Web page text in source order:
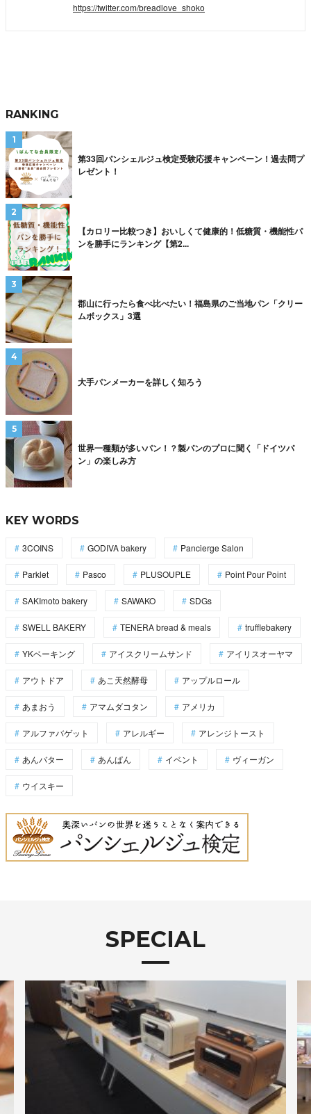
https://twitter.com/breadlove_shoko
RANKING
第33回パンシェルジュ検定受験応援キャンペーン！過去問プ
レゼント！
【カロリー比較つき】おいしくて健康的！低糖質・機能性パ
ンを勝手にランキング【第2...
郡山に行ったら食べ比べたい！福島県のご当地パン「クリー
ムボックス」3選
大手パンメーカーを詳しく知ろう
世界一種類が多いパン！？製パンのプロに聞く「ドイツパ
ン」の楽しみ方
KEY WORDS
3COINS GODIVA bakery Pancierge Salon
Parklet Pasco PLUSOUPLE Point Pour Point
SAKImoto bakery SAWAKO SDGs
SWELL BAKERY TENERA bread & meals trufflebakery
YKベーキング アイスクリームサンド アイリスオーヤマ
アウトドア あこ天然酵母 アップルロール
あまおう アマムダコタン アメリカ
アルファバゲット アレルギー アレンジトースト
あんバター あんぱん イベント ヴィーガン
ウイスキー
SPECIAL